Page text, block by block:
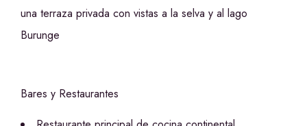
una terraza privada con vistas a la selva y al lago
Burunge
Bares y Restaurantes